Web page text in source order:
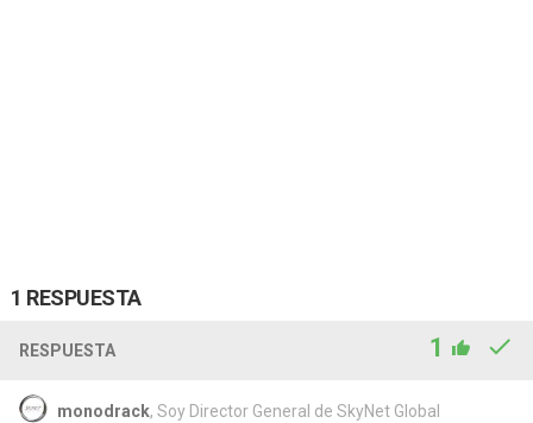
1 RESPUESTA
RESPUESTA 1
monodrack, Soy Director General de SkyNet Global